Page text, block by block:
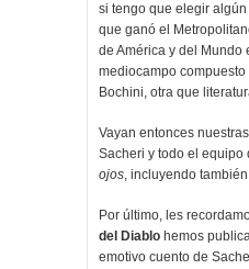
si tengo que elegir
que ganó el
de América y del Mundo
mediocampo
Bochini, otra que
Vayan entonces
Sacheri y todo el equipo
ojos, incluyendo
Por último, les
del Diablo hemos
emotivo cuento de